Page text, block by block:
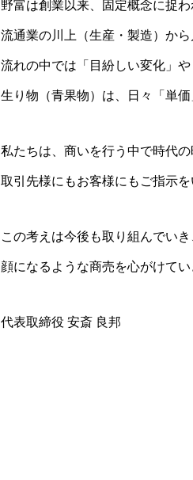
野富は創業以来、固定概念に捉
流通業の川上（生産・製造）か
流れの中では「目紛しい変化」
生り物（青果物）は、日々「単
私たちは、商いを行う中で時代
取引先様にもお客様にもご指示を
この考えは今後も取り組んでい
顔になるような商売を心がけてい
代表取締役 安斎 良邦